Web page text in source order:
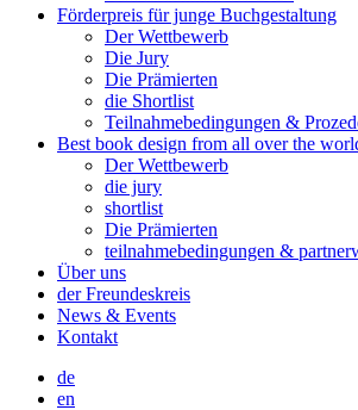
Förderpreis für junge Buchgestaltung
Der Wettbewerb
Die Jury
Die Prämierten
die Shortlist
Teilnahmebedingungen &
Best book design from all over the
Der Wettbewerb
die jury
shortlist
Die Prämierten
teilnahmebedingungen &
Über uns
der Freundeskreis
News & Events
Kontakt
de
en